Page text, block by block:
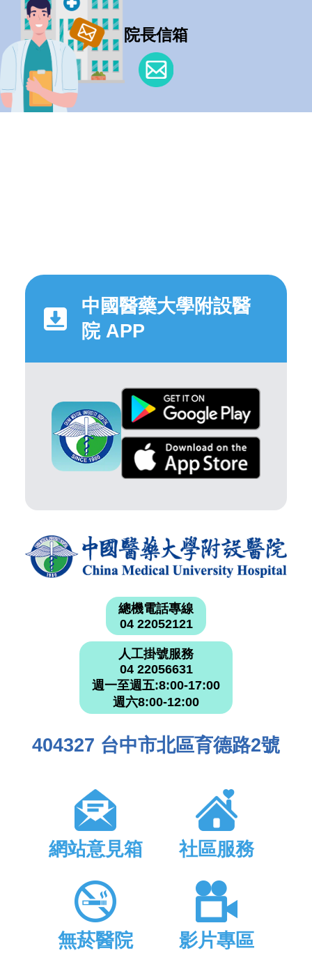
院長信箱
中國醫藥大學附設醫
院 APP
總機電話專線
04 22052121
人工掛號服務
04 22056631
週一至週五:8:00-17:00
週六8:00-12:00
404327 台中市北區育德路2號
網站意見箱 社區服務
無菸醫院 影片專區